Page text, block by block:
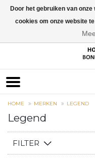
HOME MERKEN LEGEND
Legend
FILTER
Door het gebruiken van
cookies om onze website